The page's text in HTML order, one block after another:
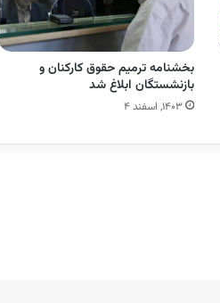
بخشنامه ترمیم حقوق کارکنان و
بازنشستگان ابلاغ شد
۱۴۰۳, اسفند ۴